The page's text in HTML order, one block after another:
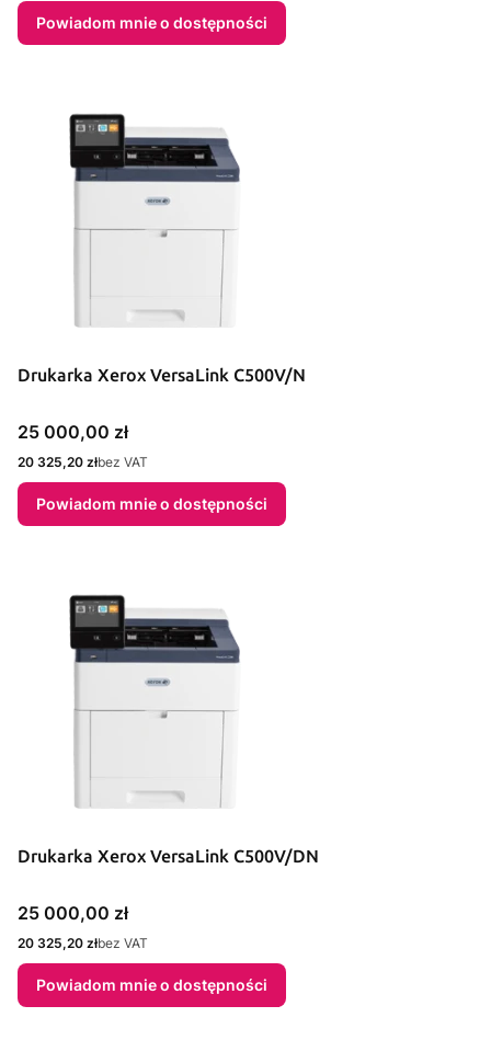
Powiadom mnie o dostępności
Drukarka Xerox VersaLink C500V/N
Cena
25 000,00 zł
Cena
20 325,20 złbez VAT
Powiadom mnie o dostępności
Drukarka Xerox VersaLink C500V/DN
Cena
25 000,00 zł
Cena
20 325,20 złbez VAT
Powiadom mnie o dostępności